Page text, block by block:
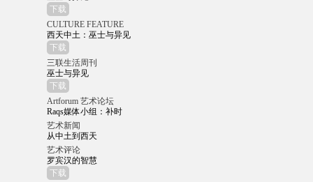
下载
CULTURE FEATURE
西天中土：巫士与异见
下载
三联生活周刊
巫士与异见
下载
Artforum 艺术论坛
Raqs媒体小组：补时
艺术新闻
从中土到西天
艺术评论
罗宾汉的智慧
下载